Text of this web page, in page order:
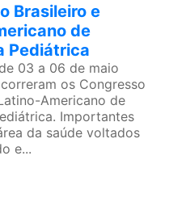
Brasileiro e
de
Pediátrica
03 a 06 de maio
os Congresso
Americano de
Importantes
da saúde voltados
e...